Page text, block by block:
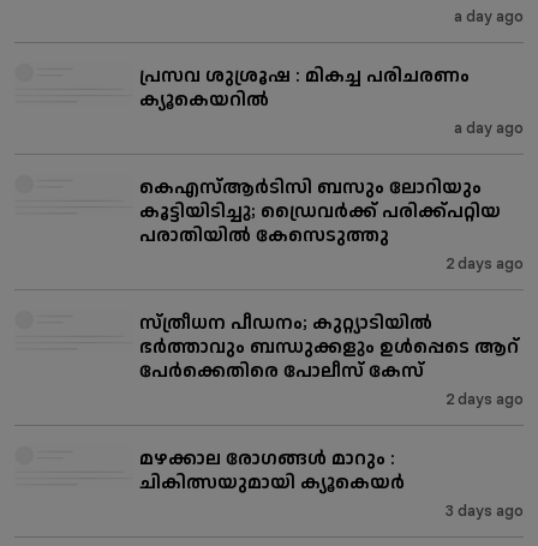
a day ago
പ്രസവ ശുശ്രൂഷ : മികച്ച പരിചരണം
ക്യൂകെയറിൽ
a day ago
കെഎസ്ആർടിസി ബസും ലോറിയും
കൂട്ടിയിടിച്ചു; ഡ്രൈവർക്ക് പരിക്ക്പറ്റിയ
പരാതിയിൽ കേസെടുത്തു
2 days ago
സ്ത്രീധന പീഡനം; കുറ്റ്യാടിയിൽ
ഭർത്താവും ബന്ധുക്കളും ഉൾപ്പെടെ ആറ്
പേർക്കെതിരെ പോലീസ് കേസ്
2 days ago
മഴക്കാല രോഗങ്ങൾ മാറും :
ചികിത്സയുമായി ക്യൂകെയർ
3 days ago